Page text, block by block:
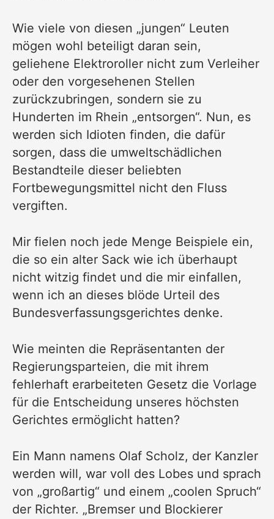
Wie viele von diesen „jungen“ Leuten
mögen wohl beteiligt daran sein,
geliehene Elektroroller nicht zum Verleiher
oder den vorgesehenen Stellen
zurückzubringen, sondern sie zu
Hunderten im Rhein „entsorgen“. Nun, es
werden sich Idioten finden, die dafür
sorgen, dass die umweltschädlichen
Bestandteile dieser beliebten
Fortbewegungsmittel nicht den Fluss
vergiften.
Mir fielen noch jede Menge Beispiele ein,
die so ein alter Sack wie ich überhaupt
nicht witzig findet und die mir einfallen,
wenn ich an dieses blöde Urteil des
Bundesverfassungsgerichtes denke.
Wie meinten die Repräsentanten der
Regierungsparteien, die mit ihrem
fehlerhaft erarbeiteten Gesetz die Vorlage
für die Entscheidung unseres höchsten
Gerichtes ermöglicht hatten?
Ein Mann namens Olaf Scholz, der Kanzler
werden will, war voll des Lobes und sprach
von „großartig“ und einem „coolen Spruch“
der Richter. „Bremser und Blockierer